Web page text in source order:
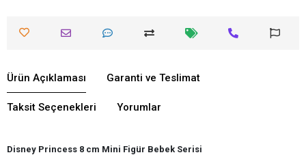
Ürün Açıklaması Garanti ve Teslimat
Taksit Seçenekleri Yorumlar
Disney Princess 8 cm Mini Figür Bebek Serisi